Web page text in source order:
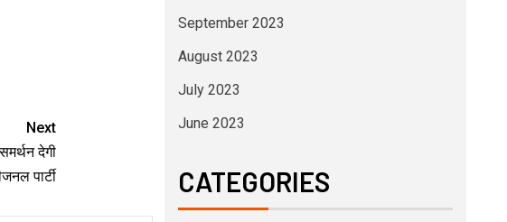
Next
देगी
पार्टी
September 2023
August 2023
July 2023
June 2023
CATEGORIES